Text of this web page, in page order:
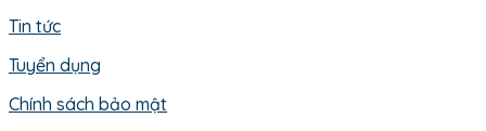
Tin tức
Tuyển dụng
Chính sách bảo mật